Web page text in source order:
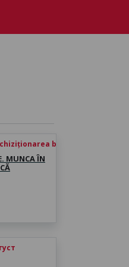
biletului
MUNCA ÎN